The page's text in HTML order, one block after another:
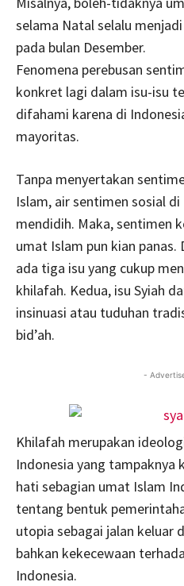
selama Natal selalu
pada bulan Desember.
Fenomena perebusan
konkret lagi dalam isu-isu
difahami karena di
mayoritas.
Tanpa menyertakan
Islam, air sentimen sosial
mendidih. Maka, sentimen
umat Islam pun kian panas.
ada tiga isu yang cukup
khilafah. Kedua, isu Syiah
insinuasi atau tuduhan
bid’ah.
-
Khilafah merupakan
Indonesia yang
hati sebagian umat Islam
tentang bentuk
utopia sebagai jalan keluar
bahkan kekecewaan
Indonesia.